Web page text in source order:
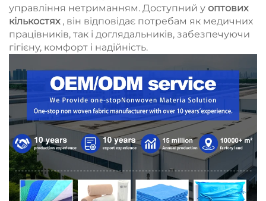
управління нетриманням. Доступний у оптових
кількостях , він відповідає потребам як медичних
працівників, так і доглядальників, забезпечуючи
гігієну, комфорт і надійність.